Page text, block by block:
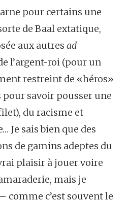
pour certains une
de Baal extatique,
aux autres ad
l’argent-roi (pour un
restreint de «héros»
savoir pousser une
du racisme et
Je sais bien que des
de gamins adeptes du
plaisir à jouer voire
mais je
comme c’est souvent le